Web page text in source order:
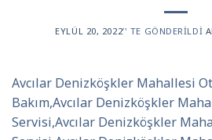
EYLÜL 20, 2022’' TE GÖNDERILDI
Avcılar Denizköşkler Mahallesi
Bakım,Avcılar Denizköşkler
Servisi,Avcılar Denizköşkler